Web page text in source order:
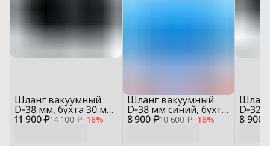
11 900 ₽14 100 ₽−16%
Шланг вакуумный
D‑38 мм, бухта 30 м
— HOVC38 8 900 ₽10 600 ₽−16%
Шланг вакуумный
D‑38 мм синий, бухта
20 м — YT‑1002B 8 900
D‑32
—